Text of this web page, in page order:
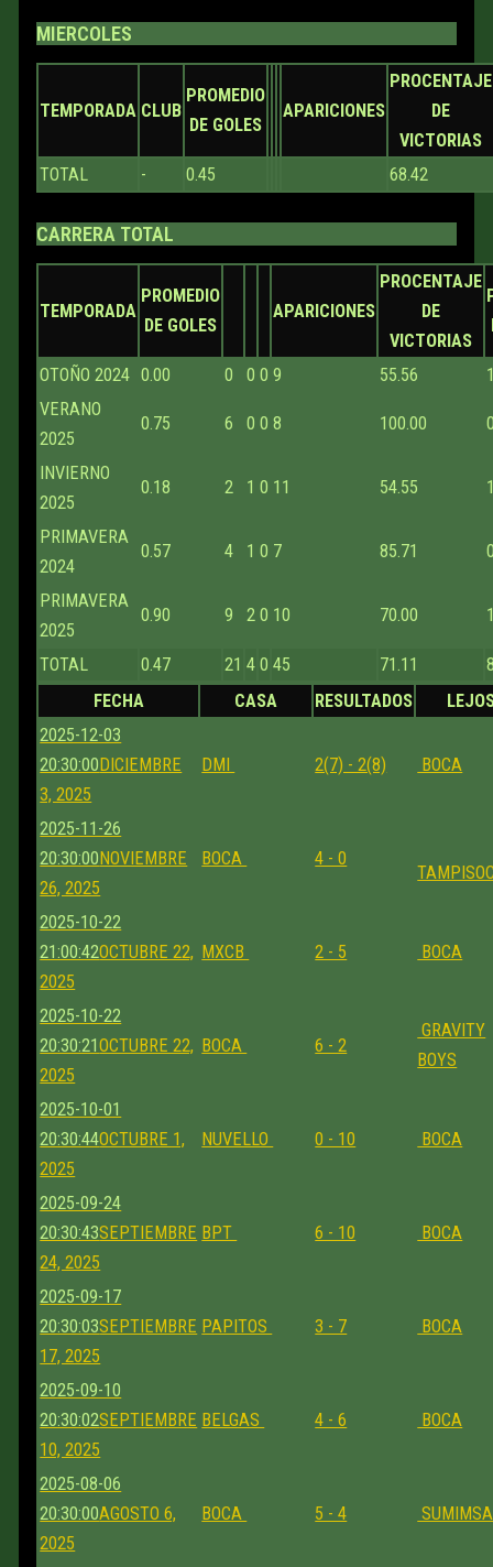
MIERCOLES
TEMPORADA CLUB
PROMEDIO
DE GOLES
APARICIONES
PROCENTAJE
DE
VICTORIAS
TOTAL
- 0.45 68.42
CARRERA TOTAL
TEMPORADA
PROMEDIO
DE GOLES
APARICIONES
PROCENTAJE
DE
VICTORIAS
OTOÑO 2024 0.00 0 0 0 9 55.56
VERANO
2025
0.75 6 0 0 8 100.00
INVIERNO
2025
0.18 2 1 0 11 54.55
PRIMAVERA
2024
0.57 4 1 0 7 85.71
PRIMAVERA
2025
0.90 9 2 0 10 70.00
TOTAL 0.47 21 4 0 45 71.11
FECHA
CASA RESULTADOS
2025-12-03
20:30:00DICIEMBRE
3, 2025
DMI 2(7) - 2(8) BOCA
2025-11-26
20:30:00NOVIEMBRE
26, 2025
BOCA 4 - 0
2025-10-22
21:00:42OCTUBRE 22,
2025
MXCB 2 - 5 BOCA
2025-10-22
20:30:21OCTUBRE 22,
2025
BOCA 6 - 2
GRAVITY
BOYS
2025-10-01
20:30:44OCTUBRE 1,
2025
NUVELLO 0 - 10 BOCA
2025-09-24
20:30:43SEPTIEMBRE
24, 2025
BPT 6 - 10 BOCA
2025-09-17
20:30:03SEPTIEMBRE
17, 2025
PAPITOS 3 - 7 BOCA
2025-09-10
20:30:02SEPTIEMBRE
10, 2025
BELGAS 4 - 6 BOCA
2025-08-06
20:30:00AGOSTO 6,
2025
BOCA 5 - 4 SUMIMSA